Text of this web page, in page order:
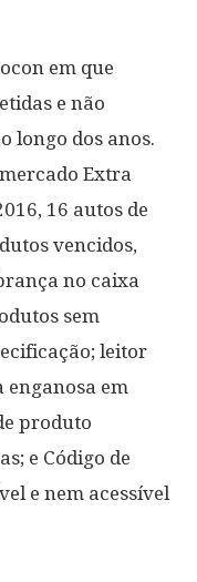
em que
e não
longo dos anos.
Extra
16 autos de
vencidos,
no caixa
sem
leitor
em
produto
e Código de
e nem acessível